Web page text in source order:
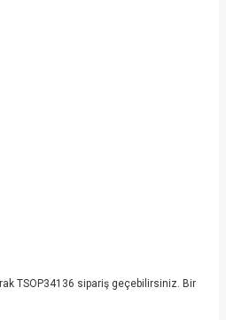
TSOP34136 sipariş geçebilirsiniz. Bir